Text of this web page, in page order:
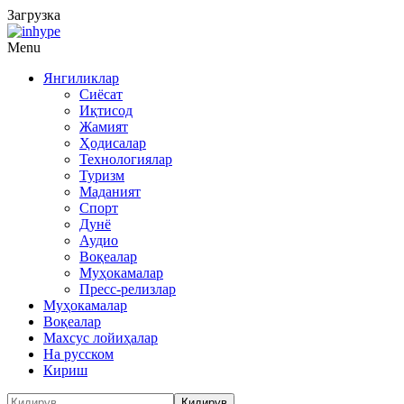
Загрузка
Menu
Янгиликлар
Сиёсат
Иқтисод
Жамият
Ҳодисалар
Технологиялар
Туризм
Маданият
Спорт
Дунё
Аудио
Воқеалар
Муҳокамалар
Пресс-релизлар
Муҳокамалар
Воқеалар
Махсус лойиҳалар
На русском
Кириш